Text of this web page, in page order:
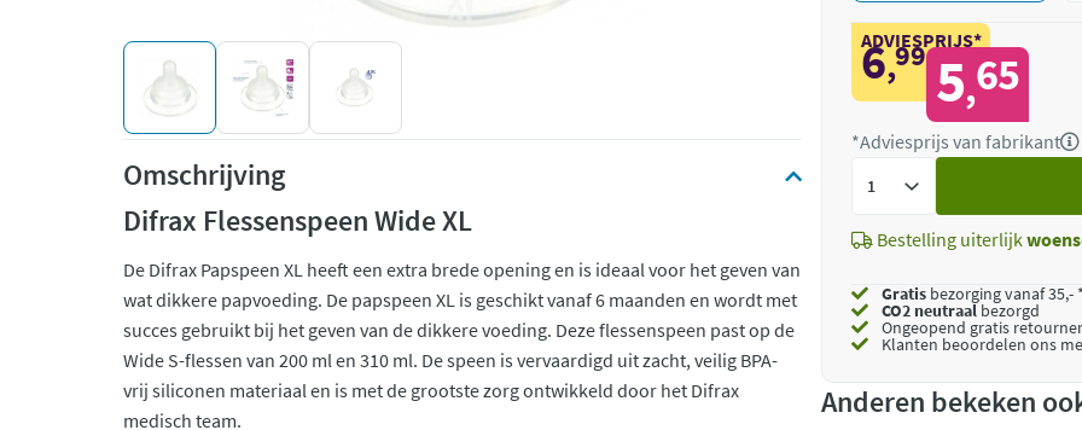
Omschrijving
Difrax Flessenspeen Wide XL
De Difrax Papspeen XL heeft een extra brede opening en is ideaal voor het geven van
wat dikkere papvoeding. De papspeen XL is geschikt vanaf 6 maanden en wordt met
succes gebruikt bij het geven van de dikkere voeding. Deze flessenspeen past op de
Wide S-flessen van 200 ml en 310 ml. De speen is vervaardigd uit zacht, veilig BPA-
vrij siliconen materiaal en is met de grootste zorg ontwikkeld door het Difrax
medisch team.
ADVIESPRIJS*
6,99 5,65
*Adviesprijs van fabrikant
Bestelling uiterlijk
Gratis bezorging vanaf 35,- *
CO2 neutraalbezorgd
Ongeopend gratis
Klanten beoordelen ons
Anderen bekeken